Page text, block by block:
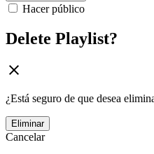
Hacer público
Delete Playlist?
¿Está seguro de que desea
Eliminar
Cancelar